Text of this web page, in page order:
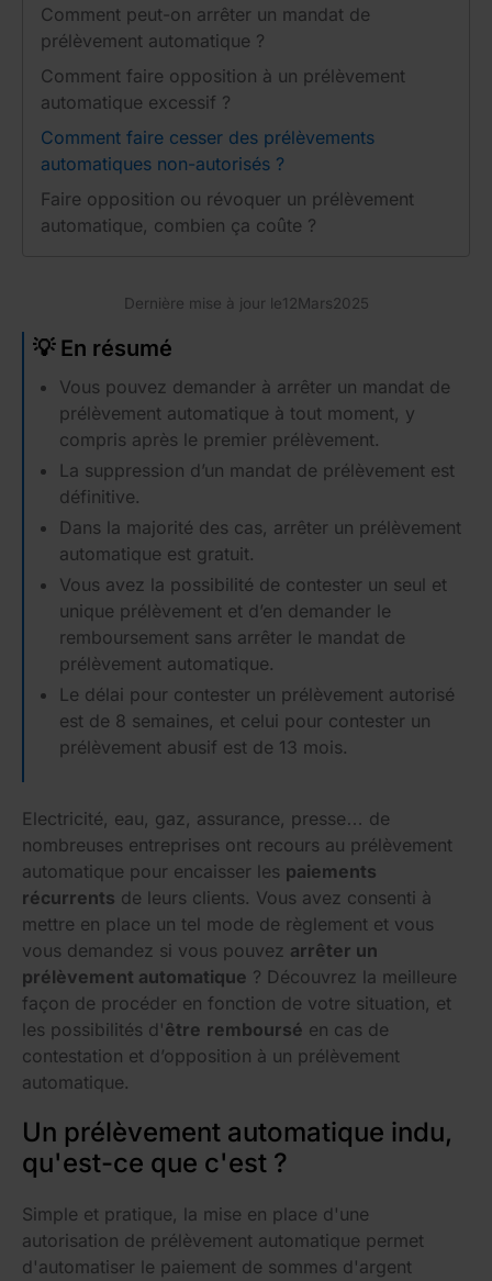
Comment peut-on arrêter un mandat de
prélèvement automatique ?
Comment faire opposition à un prélèvement
automatique excessif ?
Comment faire cesser des prélèvements
automatiques non-autorisés ?
Faire opposition ou révoquer un prélèvement
automatique, combien ça coûte ?
Dernière mise à jour le12Mars2025
💡 En résumé
Vous pouvez demander à arrêter un mandat de
prélèvement automatique à tout moment, y
compris après le premier prélèvement.
La suppression d’un mandat de prélèvement est
définitive.
Dans la majorité des cas, arrêter un prélèvement
automatique est gratuit.
Vous avez la possibilité de contester un seul et
unique prélèvement et d’en demander le
remboursement sans arrêter le mandat de
prélèvement automatique.
Le délai pour contester un prélèvement autorisé
est de 8 semaines, et celui pour contester un
prélèvement abusif est de 13 mois.
Electricité, eau, gaz, assurance, presse… de
nombreuses entreprises ont recours au prélèvement
automatique pour encaisser les paiements
récurrents de leurs clients. Vous avez consenti à
mettre en place un tel mode de règlement et vous
vous demandez si vous pouvez arrêter un
prélèvement automatique ? Découvrez la meilleure
façon de procéder en fonction de votre situation, et
les possibilités d'être remboursé en cas de
contestation et d’opposition à un prélèvement
automatique.
Un prélèvement automatique indu,
qu'est-ce que c'est ?
Simple et pratique, la mise en place d'une
autorisation de prélèvement automatique permet
d'automatiser le paiement de sommes d'argent